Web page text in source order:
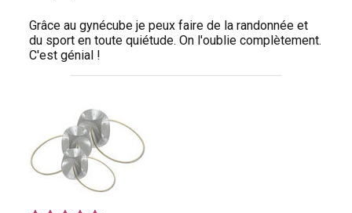
Grâce au gynécube je peux faire de la randonnée et
du sport en toute quiétude. On l'oublie complètement.
C'est génial !